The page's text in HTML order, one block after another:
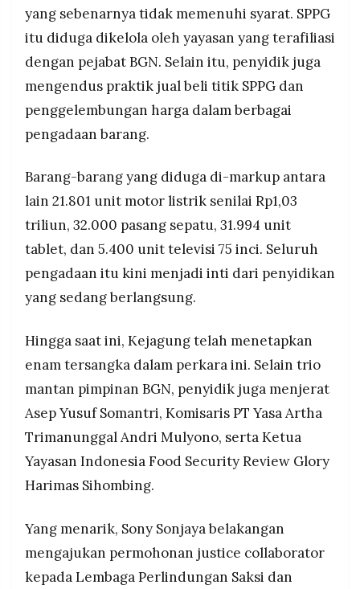
yang sebenarnya tidak memenuhi syarat. SPPG
itu diduga dikelola oleh yayasan yang terafiliasi
dengan pejabat BGN. Selain itu, penyidik juga
mengendus praktik jual beli titik SPPG dan
penggelembungan harga dalam berbagai
pengadaan barang.
Barang-barang yang diduga di-markup antara
lain 21.801 unit motor listrik senilai Rp1,03
triliun, 32.000 pasang sepatu, 31.994 unit
tablet, dan 5.400 unit televisi 75 inci. Seluruh
pengadaan itu kini menjadi inti dari penyidikan
yang sedang berlangsung.
Hingga saat ini, Kejagung telah menetapkan
enam tersangka dalam perkara ini. Selain trio
mantan pimpinan BGN, penyidik juga menjerat
Asep Yusuf Somantri, Komisaris PT Yasa Artha
Trimanunggal Andri Mulyono, serta Ketua
Yayasan Indonesia Food Security Review Glory
Harimas Sihombing.
Yang menarik, Sony Sonjaya belakangan
mengajukan permohonan justice collaborator
kepada Lembaga Perlindungan Saksi dan